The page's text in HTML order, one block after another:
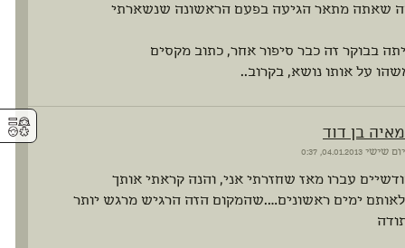
שאתה מתאר הגיעה בפעם הראשונה שנשארתי
בבוקר זה כבר סיפור אחר, כתוב מקסים
על אותו נושא, בקרוב..
מאיה בן דוד
יום שישי
עברו מאז שחזרתי אני, והנה קראתי אותך
ימים ראשונים….שהמקום הזה הרגיש מרגש יותר
⚥︎